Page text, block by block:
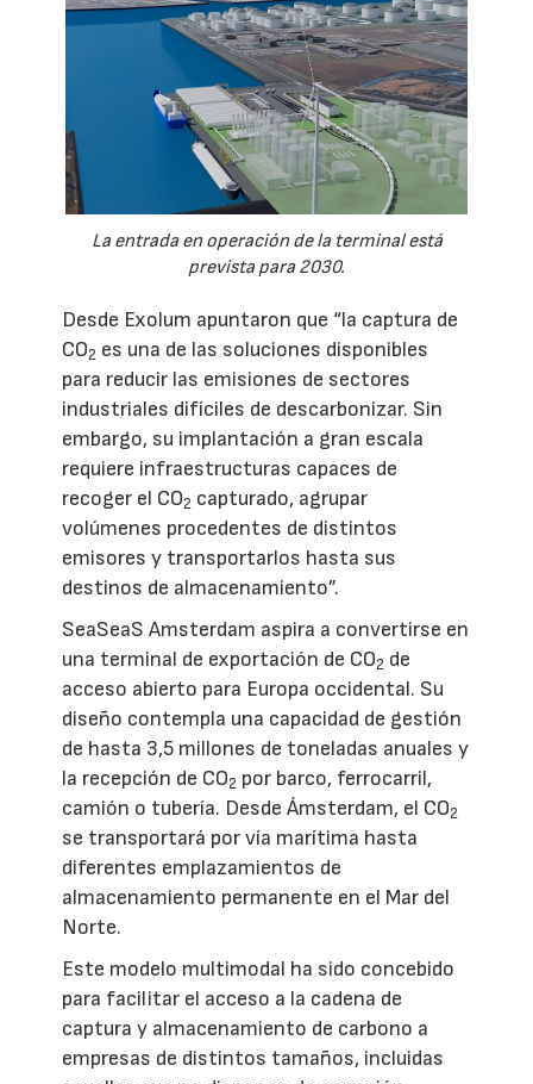
La entrada en operación de la terminal está
prevista para 2030.
Desde Exolum apuntaron que “la captura de
CO2 es una de las soluciones disponibles
para reducir las emisiones de sectores
industriales difíciles de descarbonizar. Sin
embargo, su implantación a gran escala
requiere infraestructuras capaces de
recoger el CO2 capturado, agrupar
volúmenes procedentes de distintos
emisores y transportarlos hasta sus
destinos de almacenamiento”.
SeaSeaS Amsterdam aspira a convertirse en
una terminal de exportación de CO2 de
acceso abierto para Europa occidental. Su
diseño contempla una capacidad de gestión
de hasta 3,5 millones de toneladas anuales y
la recepción de CO2 por barco, ferrocarril,
camión o tubería. Desde Ámsterdam, el CO2
se transportará por vía marítima hasta
diferentes emplazamientos de
almacenamiento permanente en el Mar del
Norte.
Este modelo multimodal ha sido concebido
para facilitar el acceso a la cadena de
captura y almacenamiento de carbono a
empresas de distintos tamaños, incluidas